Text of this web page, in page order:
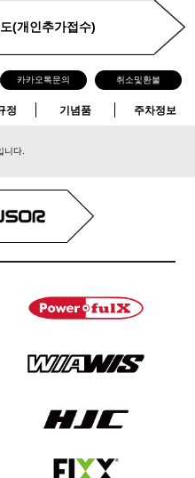
(개인추가접수)
카카오톡문의 취소및환불
정 기념품 주차정보
니다.